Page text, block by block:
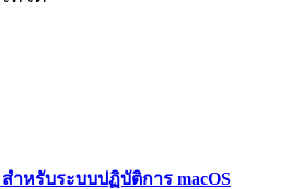
ำหรับระบบปฏิบัติการ macOS